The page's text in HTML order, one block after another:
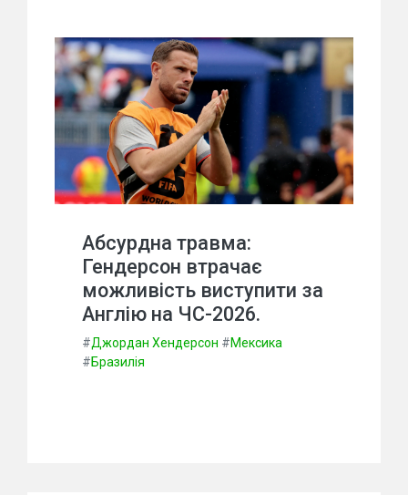
Абсурдна травма:
Гендерсон втрачає
можливість виступити за
Англію на ЧС-2026.
#Джордан Хендерсон #Мексика
#Бразилія